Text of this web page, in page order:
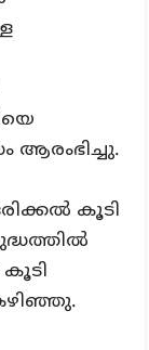
ആരംഭിച്ചു.
കൂടി